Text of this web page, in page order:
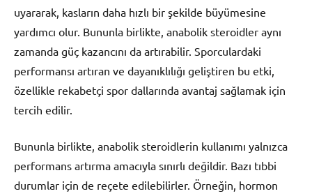
uyararak, kasların daha hızlı bir şekilde büyümesine
yardımcı olur. Bununla birlikte, anabolik steroidler aynı
zamanda güç kazancını da artırabilir. Sporculardaki
performansı artıran ve dayanıklılığı geliştiren bu etki,
özellikle rekabetçi spor dallarında avantaj sağlamak için
tercih edilir.
Bununla birlikte, anabolik steroidlerin kullanımı yalnızca
performans artırma amacıyla sınırlı değildir. Bazı tıbbi
durumlar için de reçete edilebilirler. Örneğin, hormon